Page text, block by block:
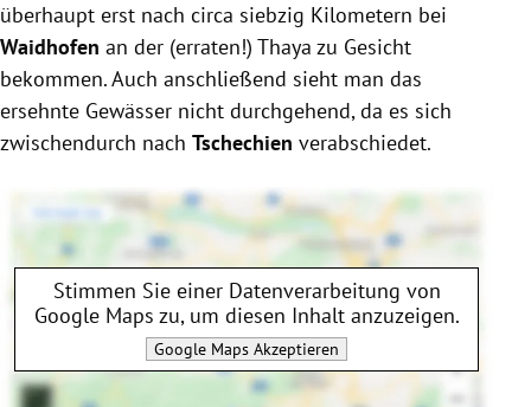
überhaupt erst nach circa siebzig Kilometern bei
Waidhofen an der (erraten!) Thaya zu Gesicht
bekommen. Auch anschließend sieht man das
ersehnte Gewässer nicht durchgehend, da es sich
zwischendurch nach Tschechien verabschiedet.
Stimmen Sie einer Datenverarbeitung von
Google Maps zu, um diesen Inhalt anzuzeigen.
Google Maps Akzeptieren